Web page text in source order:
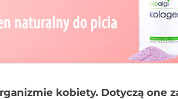
kobiety. Dotyczą one